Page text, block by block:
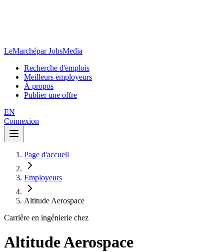
LeMarchépar JobsMedia
Recherche d'emplois
Meilleurs employeurs
À propos
Publier une offre
EN
Connexion
Page d'accueil
Employeurs
Altitude Aerospace
Carrière en ingénierie chez
Altitude Aerospace